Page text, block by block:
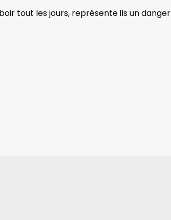
tout les jours, représente ils un